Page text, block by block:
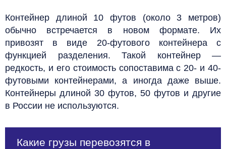
Контейнер длиной 10 футов (около 3 метров)
обычно встречается в новом формате. Их
привозят в виде 20-футового контейнера с
функцией разделения. Такой контейнер —
редкость, и его стоимость сопоставима с 20- и 40-
футовыми контейнерами, а иногда даже выше.
Контейнеры длиной 30 футов, 50 футов и другие
в России не используются.
Какие грузы перевозятся в